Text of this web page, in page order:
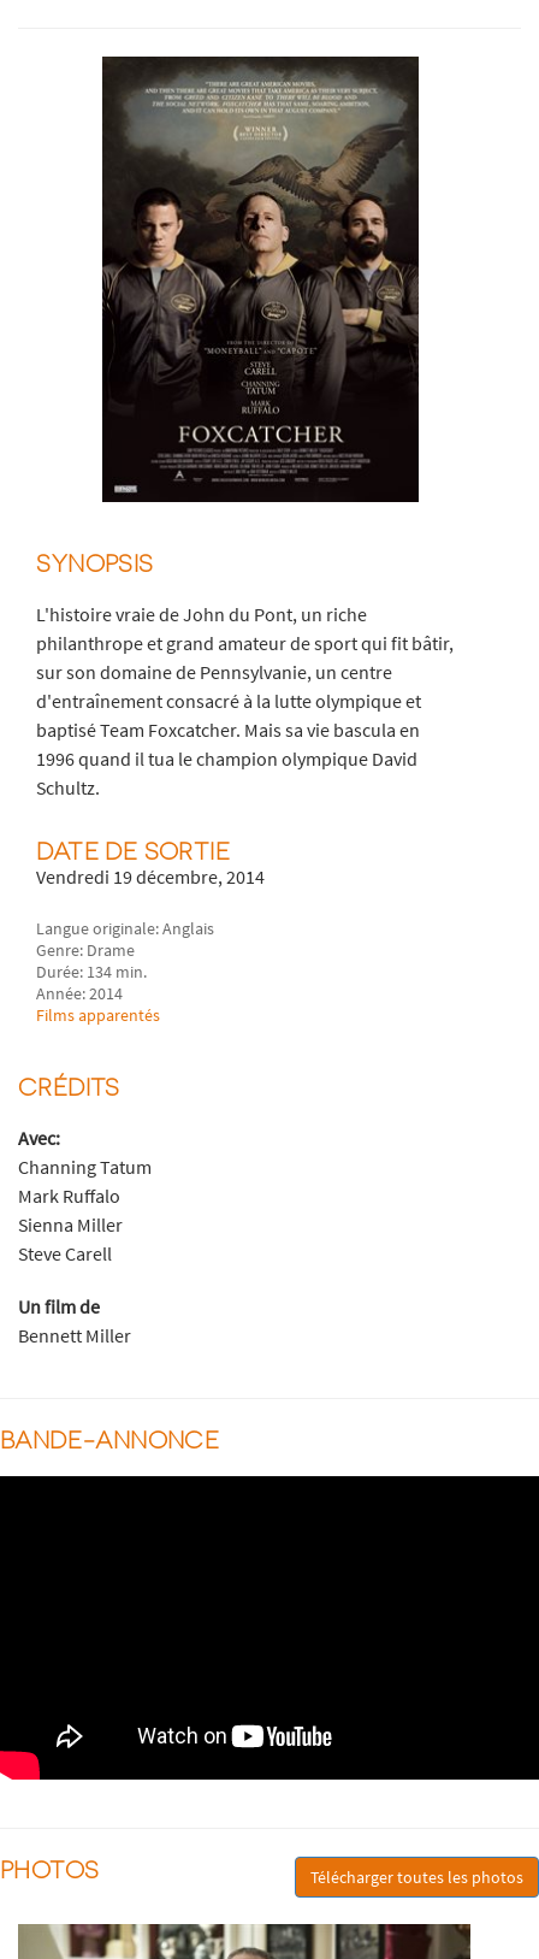
SYNOPSIS
L'histoire vraie de John du Pont, un riche
philanthrope et grand amateur de sport qui fit bâtir,
sur son domaine de Pennsylvanie, un centre
d'entraînement consacré à la lutte olympique et
baptisé Team Foxcatcher. Mais sa vie bascula en
1996 quand il tua le champion olympique David
Schultz.
DATE DE SORTIE
Vendredi 19 décembre, 2014
Langue originale: Anglais
Genre: Drame
Durée: 134 min.
Année: 2014
Films apparentés
CRÉDITS
Avec:
Channing Tatum
Mark Ruffalo
Sienna Miller
Steve Carell
Un film de
Bennett Miller
BANDE-ANNONCE
PHOTOS Télécharger toutes les photos